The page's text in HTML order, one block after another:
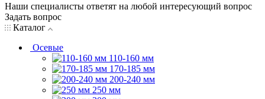
Наши специалисты ответят на любой интересующий вопрос
Задать вопрос
Каталог
Осевые
110-160 мм
170-185 мм
200-240 мм
250 мм